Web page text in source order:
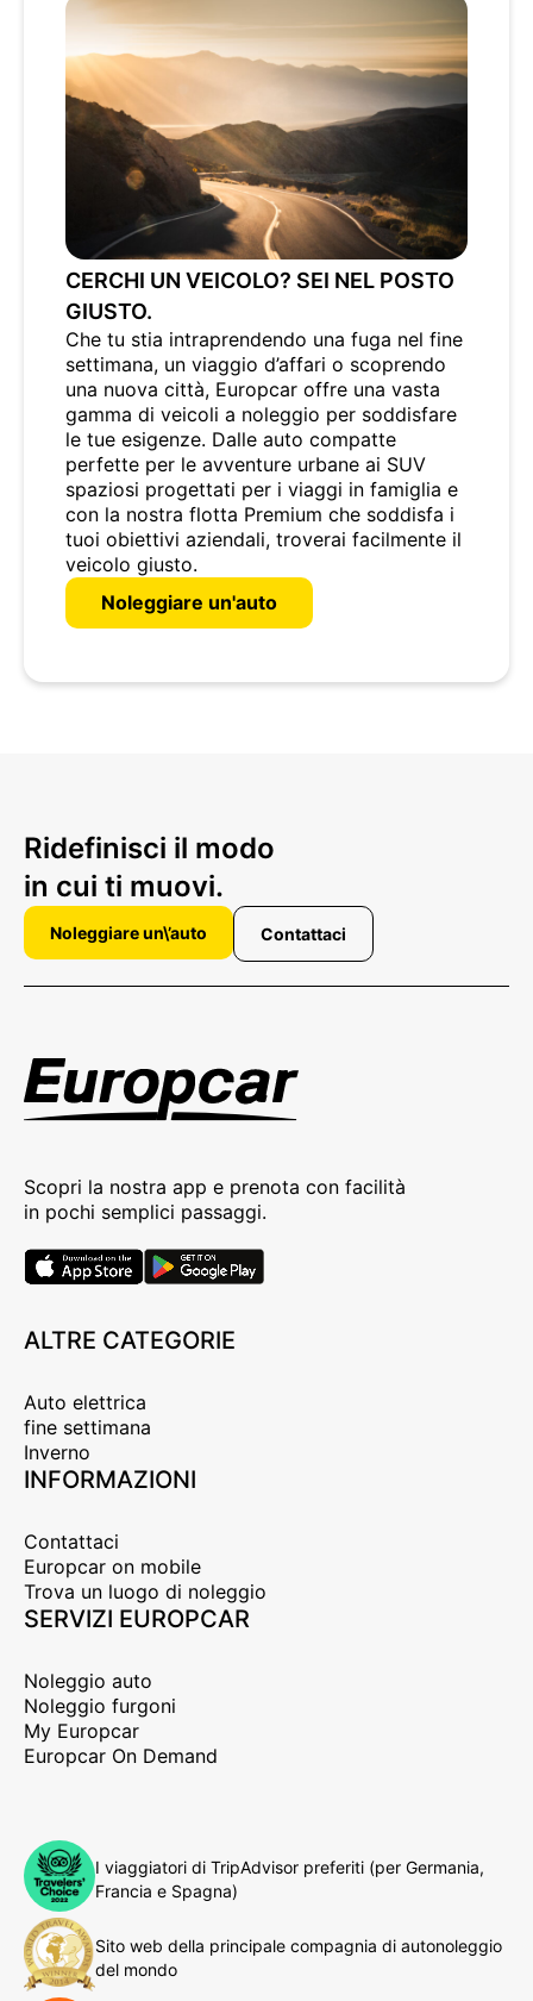
CERCHI UN VEICOLO? SEI NEL POSTO
GIUSTO.
Che tu stia intraprendendo una fuga nel fine
settimana, un viaggio d’affari o scoprendo
una nuova città, Europcar offre una vasta
gamma di veicoli a noleggio per soddisfare
le tue esigenze. Dalle auto compatte
perfette per le avventure urbane ai SUV
spaziosi progettati per i viaggi in famiglia e
con la nostra flotta Premium che soddisfa i
tuoi obiettivi aziendali, troverai facilmente il
veicolo giusto.
Noleggiare un'auto
Ridefinisci il modo
in cui ti muovi.
Noleggiare un\’auto Contattaci
Scopri la nostra app e prenota con facilità
in pochi semplici passaggi.
ALTRE CATEGORIE
Auto elettrica
fine settimana
Inverno
INFORMAZIONI
Contattaci
Europcar on mobile
Trova un luogo di noleggio
SERVIZI EUROPCAR
Noleggio auto
Noleggio furgoni
My Europcar
Europcar On Demand
I viaggiatori di TripAdvisor preferiti (per Germania,
Francia e Spagna)
Sito web della principale compagnia di autonoleggio
del mondo